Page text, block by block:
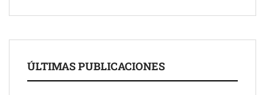
ÚLTIMAS PUBLICACIONES